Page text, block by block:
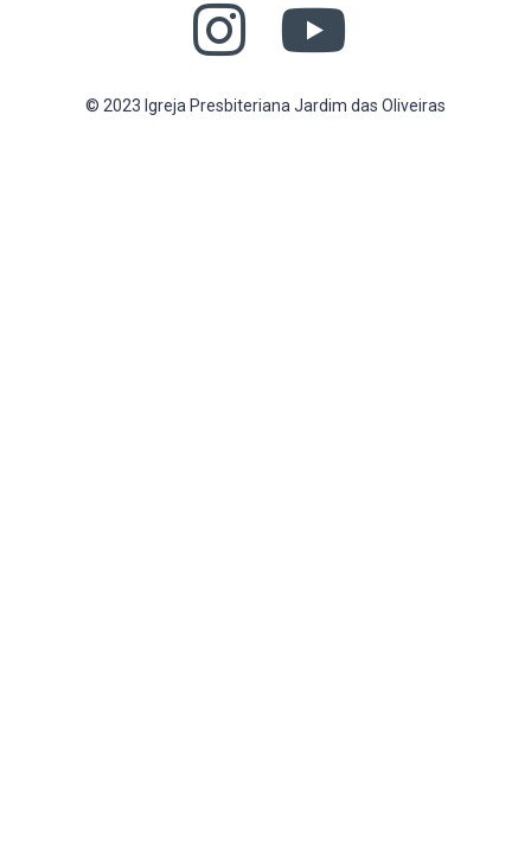
© 2023 Igreja Presbiteriana Jardim das Oliveiras